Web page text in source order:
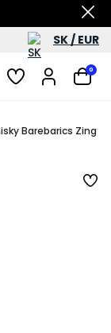
SK / EUR
0
Barebarics Zing -